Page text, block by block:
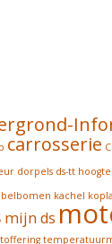
carrosserie
dorpels ds-tt
kachel
mijn ds